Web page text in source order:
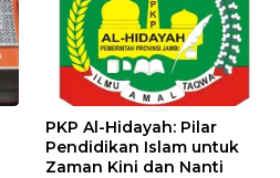
PKP Al-Hidayah: Pilar
Pendidikan Islam untuk
Zaman Kini dan Nanti